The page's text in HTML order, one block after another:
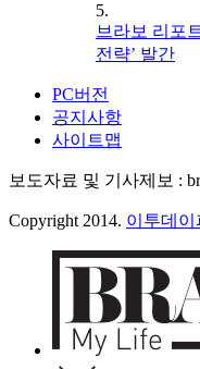
5.
브라보 리포
전략’ 발간
PC버전
공지사항
사이트맵
보도자료 및 기사제보 :
Copyright 2014. 이투데이